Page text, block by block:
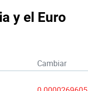
y el Euro
Cambiar